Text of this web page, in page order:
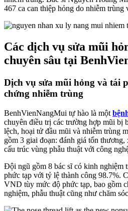
467 ca can thiệp hỏng do nhiễm
Các dịch vụ sửa mũi
chuyên sâu tại
Dịch vụ sửa mũi hỏng và tái
chứng nhiễm trùng
BenhVienNangMui tự hào là một
chuyên điều trị các trường hợp mũi bị
lệch, hoại tử đầu mũi và nhiễm trùng
gồm 3 giai đoạn: đánh giá tổn
cấu trúc vùng phẫu thuật với công
Đội ngũ gồm 8 bác sĩ có kinh nghiệm
phức tạp với tỷ lệ thành công 98.7%.
VND tùy mức độ phức tạp, bao gồm
nghiệm, phẫu thuật cũng như chăm